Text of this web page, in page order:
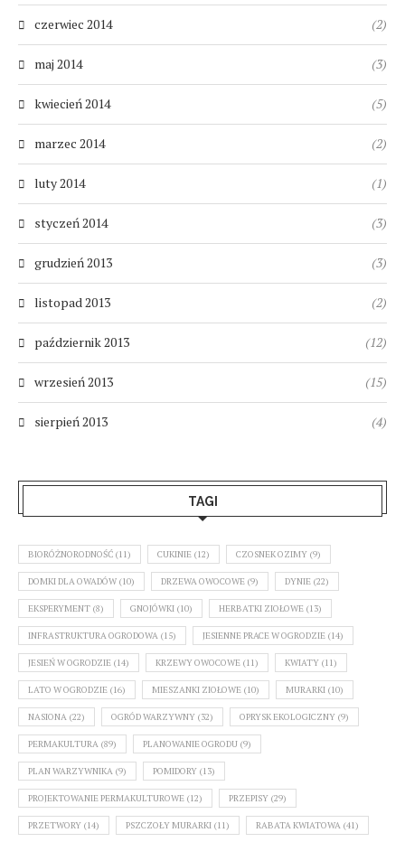
czerwiec 2014 (2)
maj 2014 (3)
kwiecień 2014 (5)
marzec 2014 (2)
luty 2014 (1)
styczeń 2014 (3)
grudzień 2013 (3)
listopad 2013 (2)
październik 2013 (12)
wrzesień 2013 (15)
sierpień 2013 (4)
TAGI
BIORÓŻNORODNOŚĆ (11) CUKINIE (12) CZOSNEK OZIMY (9)
DOMKI DLA OWADÓW (10) DRZEWA OWOCOWE (9) DYNIE (22)
EKSPERYMENT (8) GNOJÓWKI (10) HERBATKI ZIOŁOWE (13)
INFRASTRUKTURA OGRODOWA (15) JESIENNE PRACE W OGRODZIE (14)
JESIEŃ W OGRODZIE (14) KRZEWY OWOCOWE (11) KWIATY (11)
LATO W OGRODZIE (16) MIESZANKI ZIOŁOWE (10) MURARKI (10)
NASIONA (22) OGRÓD WARZYWNY (32) OPRYSK EKOLOGICZNY (9)
PERMAKULTURA (89) PLANOWANIE OGRODU (9)
PLAN WARZYWNIKA (9) POMIDORY (13)
PROJEKTOWANIE PERMAKULTUROWE (12) PRZEPISY (29)
PRZETWORY (14) PSZCZOŁY MURARKI (11) RABATA KWIATOWA (41)